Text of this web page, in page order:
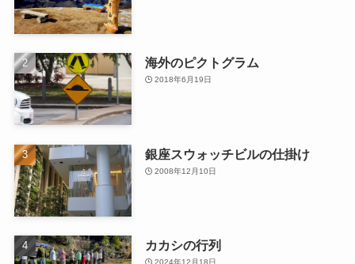
海外のピクトグラム
2018年6月19日
銀座スウォッチビルの仕掛け
2008年12月10日
カカシの行列